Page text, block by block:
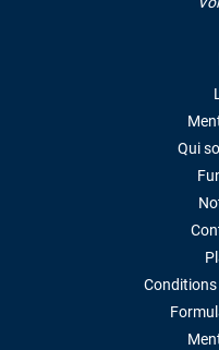
Qui
Conditions